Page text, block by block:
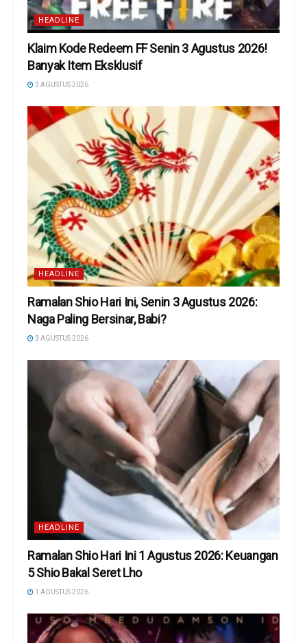
HEADLINE
Klaim Kode Redeem FF Senin 3 Agustus 2026!
Banyak Item Eksklusif
3 AGUSTUS 2026
HEADLINE
Ramalan Shio Hari Ini, Senin 3 Agustus 2026:
Naga Paling Bersinar, Babi?
3 AGUSTUS 2026
HEADLINE
Ramalan Shio Hari Ini 1 Agustus 2026: Keuangan
5 Shio Bakal Seret Lho
1 AGUSTUS 2026